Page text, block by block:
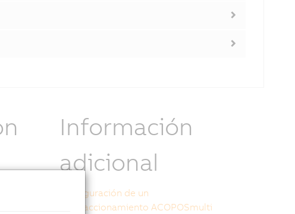
Información
adicional
Configuración de un
servoaccionamiento ACOPOSmulti